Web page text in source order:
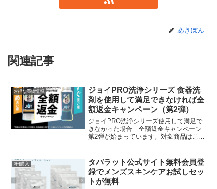
あきぽん
関連記事
お得な買物情報
ジョイPRO洗浄シリーズ 食器洗
剤を使用して満足できなければ全
額返金キャンペーン（第2弾）
ジョイPRO洗浄シリーズ使用して満足で
きなかった場合、全額返金キャンペーン
第2弾が始まっています。対象商品はこち
可。ECサイト購入可能。レシートの代わ
りに購入時の明細...
0円購入
タバラット公式サイト無料会員登
録でメンズスキンケアお試しセッ
トが無料